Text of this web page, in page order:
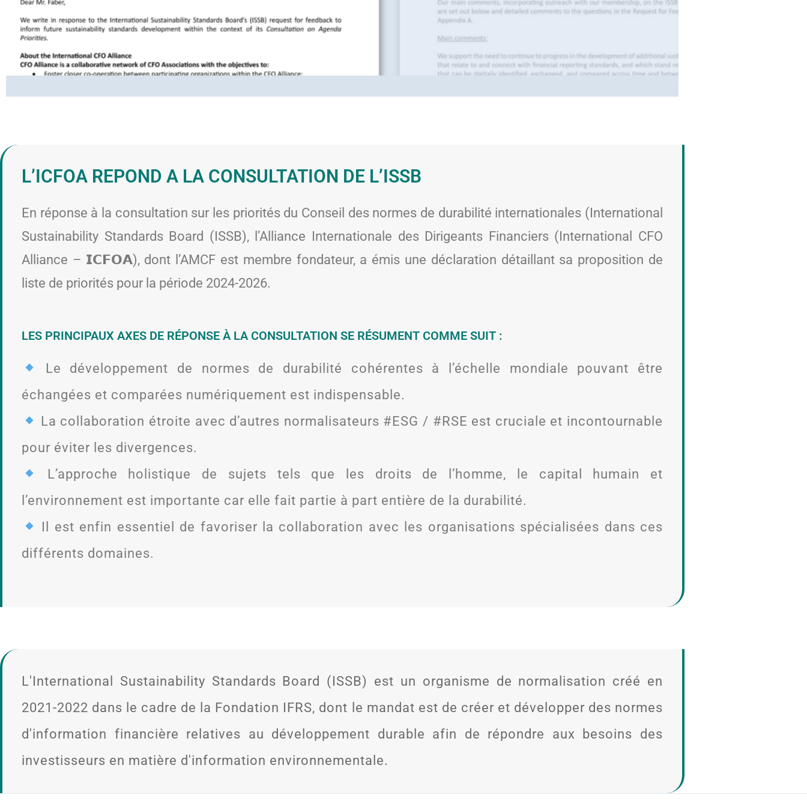
L’ICFOA REPOND A LA CONSULTATION DE L’ISSB
En réponse à la consultation sur les priorités du Conseil des normes de durabilité internationales (International
Sustainability Standards Board (ISSB), l’Alliance Internationale des Dirigeants Financiers (International CFO
Alliance – 𝗜𝗖𝗙𝗢𝗔), dont l’AMCF est membre fondateur, a émis une déclaration détaillant sa proposition de
liste de priorités pour la période 2024-2026.
LES PRINCIPAUX AXES DE RÉPONSE À LA CONSULTATION SE RÉSUMENT COMME SUIT :
Le développement de normes de durabilité cohérentes à l’échelle mondiale pouvant être
échangées et comparées numériquement est indispensable.
La collaboration étroite avec d’autres normalisateurs #ESG / #RSE est cruciale et incontournable
pour éviter les divergences.
L’approche holistique de sujets tels que les droits de l’homme, le capital humain et
l’environnement est importante car elle fait partie à part entière de la durabilité.
Il est enfin essentiel de favoriser la collaboration avec les organisations spécialisées dans ces
différents domaines.
L'International Sustainability Standards Board (ISSB) est un organisme de normalisation créé en
2021-2022 dans le cadre de la Fondation IFRS, dont le mandat est de créer et développer des normes
d'information financière relatives au développement durable afin de répondre aux besoins des
investisseurs en matière d'information environnementale.